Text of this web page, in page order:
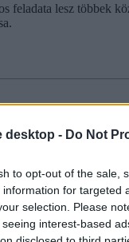
desktop - Do Not
to opt-out of the sale,
information for targeted
selection. Please
interest-based
feladata lesz többek